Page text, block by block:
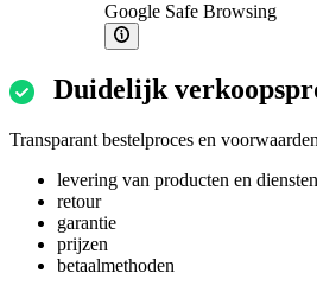
Google Safe Browsing
Duidelijk
Transparant bestelproces en
levering van producten en diensten
retour
garantie
prijzen
betaalmethoden